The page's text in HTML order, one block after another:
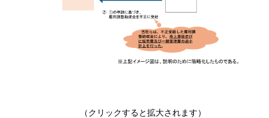
（クリックすると拡大されます）